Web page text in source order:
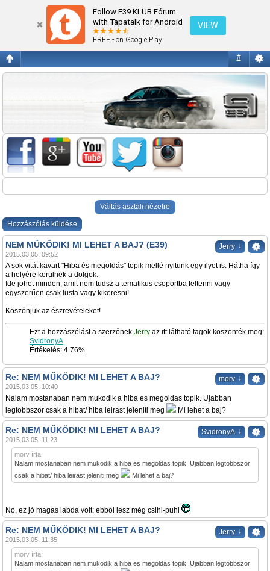
Follow E39 KLUB Fórum
with Tapatalk for Android
FREE - on Google Play
VIEW
#
NEM MŰKÖDIK! MI LEHET A BAJ? (E39)
Váltás asztali nézetre
Hozzászólás küldése
Jerry ↓
NEM MŰKÖDIK! MI LEHET A BAJ? (E39)
2015.03.05. 09:52
A sok vitát kavart "Hiba és megoldás" topik mellé nyitunk egy ilyet is. Hátha így
a helyére kerülnek a dolgok.
Ide jöhet minden, amit nem tudsz a tematikus csoportba feltenni vagy
egyszerűen csak lusta vagy kikeresni!
Köszönjük az észrevételeket!
Ezt a hozzászólást a szerzőnek Jerry az itt látható tagok köszönték meg:
SvidronyA
Értékelés: 4.76%
morv ↓
Re: NEM MŰKÖDIK! MI LEHET A BAJ?
2015.03.05. 10:40
Nalam mostanaban nem mukodik a hiba es megoldas topik. Ujabban
legtobbszor csak a hibat/ hiba leirast jeleniti meg
Mi lehet a baj?
SvidronyA ↓
Re: NEM MŰKÖDIK! MI LEHET A BAJ?
2015.03.05. 11:23
morv írta:
Nalam mostanaban nem mukodik a hiba es megoldas topik. Ujabban legtobbszor
csak a hibat/ hiba leirast jeleniti meg
Mi lehet a baj?
No, ez jó magas labda volt; ebből lesz még csihi-puhi
Jerry ↓
Re: NEM MŰKÖDIK! MI LEHET A BAJ?
2015.03.05. 11:35
morv írta:
Nalam mostanaban nem mukodik a hiba es megoldas topik. Ujabban legtobbszor